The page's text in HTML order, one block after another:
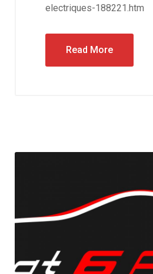
electriques-188221.htm
Read More